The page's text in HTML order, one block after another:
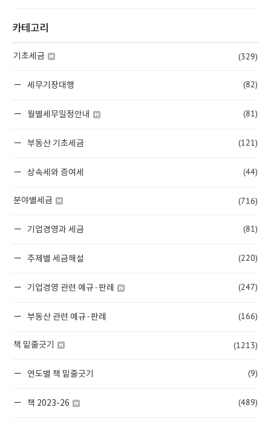
카테고리
기초세금 (329)
세무기장대행 (82)
월별세무일정안내 (81)
부동산 기초세금 (121)
상속세와 증여세 (44)
분야별세금 (716)
기업경영과 세금 (81)
주제별 세금해설 (220)
기업경영 관련 예규·판례 (247)
부동산 관련 예규·판례 (166)
책 밑줄긋기 (1213)
연도별 책 밑줄긋기 (9)
책 2023-26 (489)